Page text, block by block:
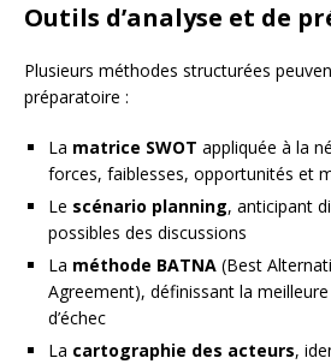
Outils d’analyse et de
Plusieurs méthodes structurées
préparatoire :
La matrice SWOT appliquée à la
forces, faiblesses, opportunités et
Le scénario planning, anticipant
possibles des discussions
La méthode BATNA (Best
Agreement), définissant la
d’échec
La cartographie des acteurs,